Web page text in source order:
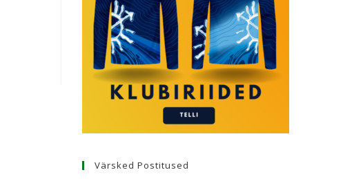
Värsked Postitused